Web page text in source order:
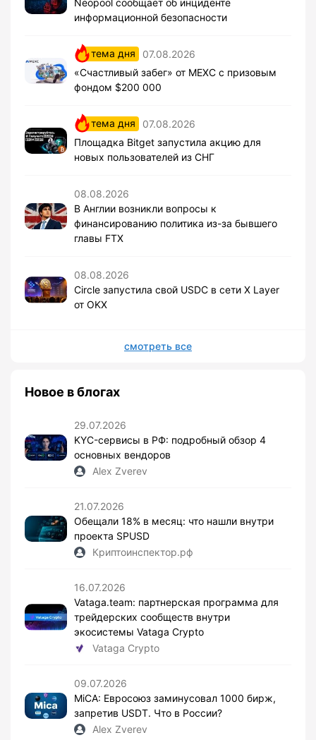
Neopool сообщает об инциденте
информационной безопасности
тема дня
07.08.2026
«Счастливый забег» от MEXC с призовым
фондом $200 000
тема дня
07.08.2026
Площадка Bitget запустила акцию для
новых пользователей из СНГ
08.08.2026
В Англии возникли вопросы к
финансированию политика из-за бывшего
главы FTX
08.08.2026
Circle запустила свой USDC в сети X Layer
от OKX
смотреть все
Новое в блогах
29.07.2026
KYC-сервисы в РФ: подробный обзор 4
основных вендоров
Alex Zverev
21.07.2026
Обещали 18% в месяц: что нашли внутри
проекта SPUSD
Криптоинспектор.рф
16.07.2026
Vataga.team: партнерская программа для
трейдерских сообществ внутри
экосистемы Vataga Crypto
Vataga Crypto
09.07.2026
MiCA: Евросоюз заминусовал 1000 бирж,
запретив USDT. Что в России?
Alex Zverev